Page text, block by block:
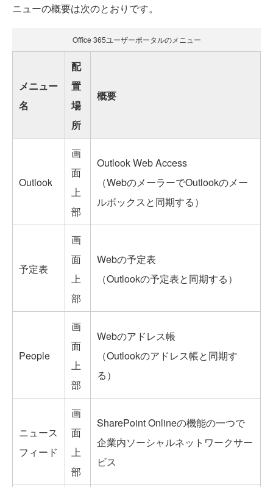
ニューの概要は次のとおりです。
Office 365ユーザーポータルのメニュー
メニュー
名
配
置
場
所
概要
Outlook
画
面
上
部
Outlook Web Access
（WebのメーラーでOutlookのメー
ルボックスと同期する）
予定表
画
面
上
部
Webの予定表
（Outlookの予定表と同期する）
People
画
面
上
部
Webのアドレス帳
（Outlookのアドレス帳と同期す
る）
ニュース
フィード
画
面
上
部
SharePoint Onlineの機能の一つで
企業内ソーシャルネットワークサー
ビス